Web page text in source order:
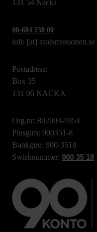
131 54 Nacka
08-684 230 00
info [at] stadsmissionen.se
Postadress:
Box 35
131 06 NACKA
Org.nr: 802003-1954
Plusgiro: 900351-8
Bankgiro: 900-3518
Swishnummer: 900 35 18